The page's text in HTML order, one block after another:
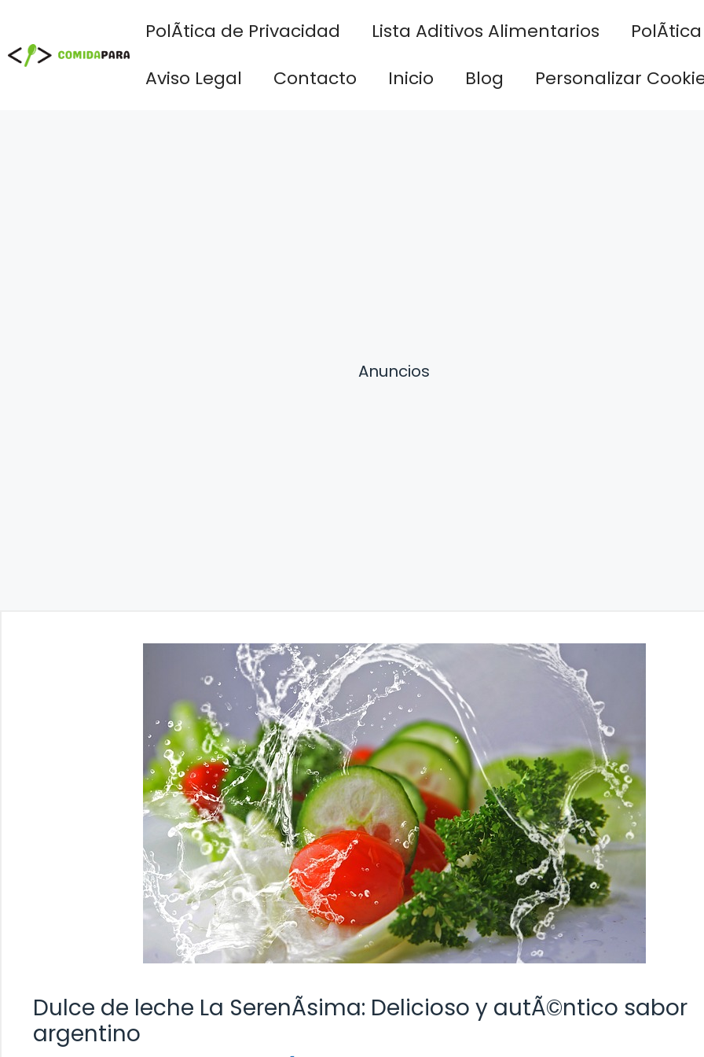
contenido
PolÃ­tica de Privacidad Lista Aditivos Alimentarios
Aviso Legal
Contacto Inicio Blog Personalizar
Anuncios
Dulce de leche La SerenÃ­sima: Delicioso y autÃ©ntico sabor
argentino